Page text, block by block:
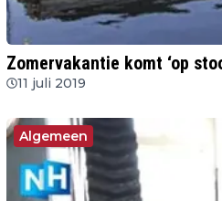
Zomervakantie komt ‘op
11 juli 2019
Algemeen